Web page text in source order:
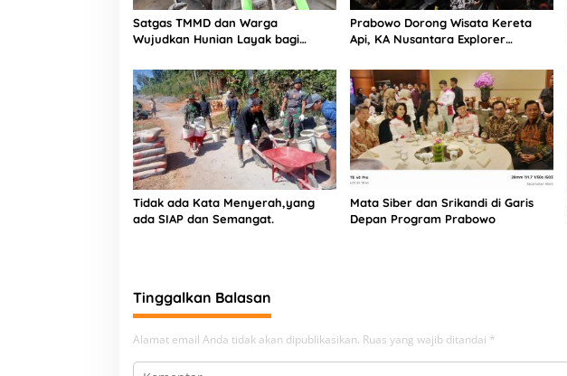
Satgas TMMD dan Warga
Wujudkan Hunian Layak bagi
Prabowo Dorong Wisata Kereta
Api, KA Nusantara Explorer
Tidak ada Kata Menyerah,yang
ada SIAP dan Semangat.
Mata Siber dan Srikandi di Garis
Depan Program Prabowo
Tinggalkan Balasan
Alamat email Anda tidak akan dipublikasikan. Ruas yang wajib ditandai *